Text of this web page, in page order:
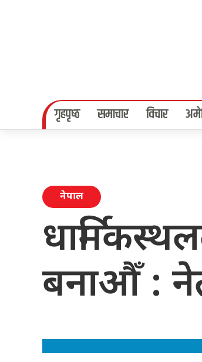
गृहपृष्‍ठ समाचार विचार
नेपाल
बनाऔँ :